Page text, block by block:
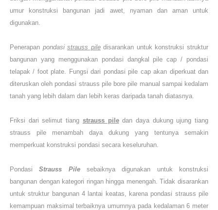
umur konstruksi bangunan jadi awet, nyaman dan aman untuk
digunakan.
Penerapan pondasistrauss piledisarankan untuk konstruksi struktur
bangunan yang menggunakan pondasi dangkal pile cap / pondasi
telapak / foot plate. Fungsi dari pondasi pile cap akan diperkuat dan
diteruskan oleh pondasi strauss pile bore pile manual sampai kedalam
tanah yang lebih dalam dan lebih keras daripada tanah diatasnya.
Friksi dari selimut tiang strauss piledan daya dukung ujung tiang
strauss pile menambah daya dukung yang tentunya semakin
memperkuat konstruksi pondasi secara keseluruhan.
PondasiStrauss Pilesebaiknya digunakan untuk konstruksi
bangunan dengan kategori ringan hingga menengah. Tidak disarankan
untuk struktur bangunan 4 lantai keatas, karena pondasi strauss pile
kemampuan maksimal terbaiknya umumnya pada kedalaman 6 meter